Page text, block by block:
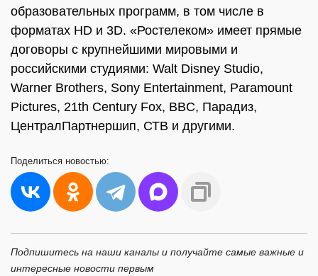
образовательных программ, в том числе в
форматах HD и 3D. «Ростелеком» имеет прямые
договоры с крупнейшими мировыми и
российскими студиями: Walt Disney Studio,
Warner Brothers, Sony Entertainment, Paramount
Pictures, 21th Century Fox, BBC, Парадиз,
ЦентралПартнершип, СТВ и другими.
Поделиться новостью:
Подпишитесь на наши каналы и получайте самые важные и
интересные новости первым